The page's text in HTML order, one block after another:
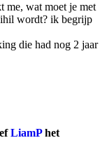
me, wat moet je met
wordt? ik begrijp
die had nog 2 jaar
LiamPhet